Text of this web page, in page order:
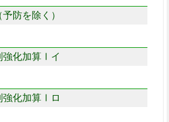
防を除く）
強化加算Ⅰイ
強化加算Ⅰロ